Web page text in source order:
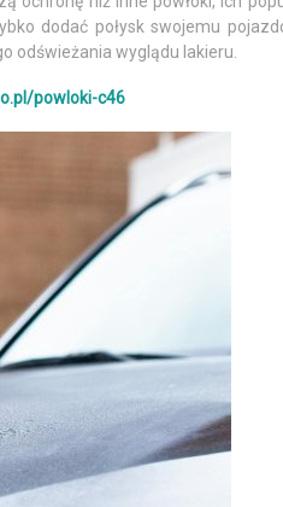
dodać połysk swojemu
odświeżania wyglądu lakieru.
powloki-c46